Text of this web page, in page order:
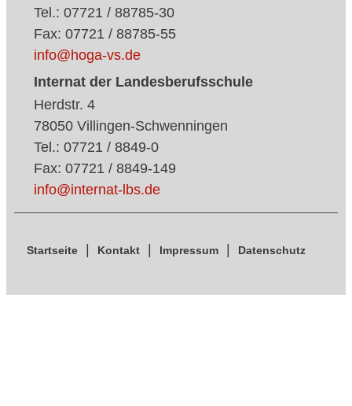
Tel.: 07721 / 88785-30
Fax: 07721 / 88785-55
info@hoga-vs.de
Internat der Landesberufsschule
Herdstr. 4
78050 Villingen-Schwenningen
Tel.: 07721 / 8849-0
Fax: 07721 / 8849-149
info@internat-lbs.de
Startseite Kontakt Impressum Datenschutz